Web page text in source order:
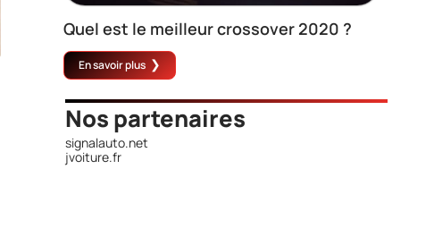
Quel est le meilleur crossover 2020 ?
En savoir plus
Nos partenaires
signalauto.net
jvoiture.fr